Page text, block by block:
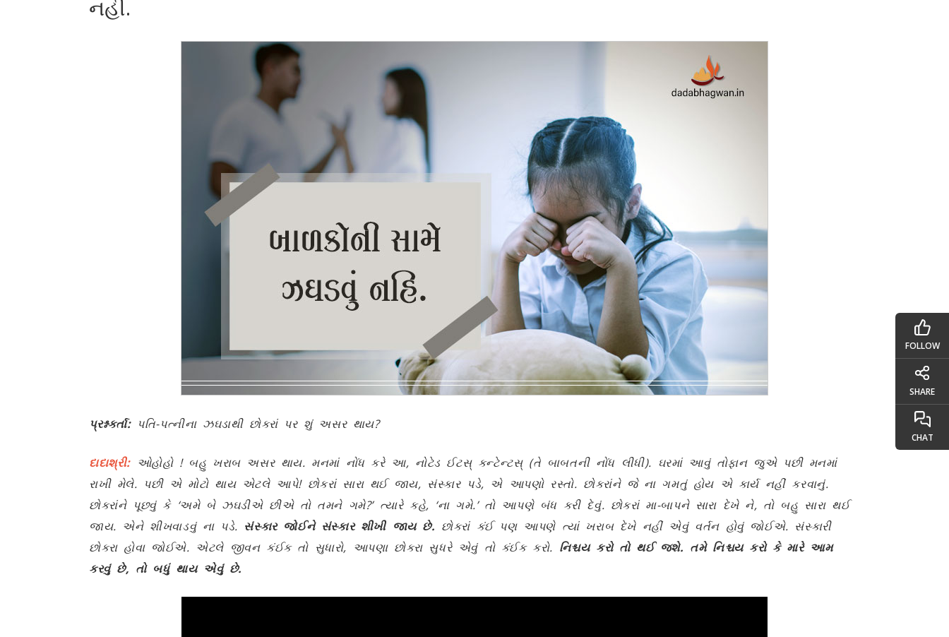
નહીં.
પ્રશ્નકર્તા: પતિ-પત્નીના ઝઘડાથી છોકરાં પર શું અસર થાય?
દાદાશ્રી: ઓહોહો ! બહુ ખરાબ અસર થાય. મનમાં નોંધ કરે આ, નોટેડ ઈટસ્ કન્ટેન્ટસ્ (તે બાબતની નોંધ લીધી). ઘરમાં આવું તોફાન જુએ પછી મનમાં
રાખી મેલે. પછી એ મોટો થાય એટલે આપે! છોકરાં સારા થઈ જાય, સંસ્કાર પડે, એ આપણો રસ્તો. છોકરાંને જે ના ગમતું હોય એ કાર્ય નહીં કરવાનું.
છોકરાંને પૂછવું કે ‘અમે બે ઝઘડીએ છીએ તો તમને ગમે?’ ત્યારે કહે, ‘ના ગમે.’ તો આપણે બંધ કરી દેવું. છોકરાં મા-બાપને સારા દેખે ને, તો બહુ સારા થઈ
જાય. એને શીખવાડવું ના પડે. સંસ્કાર જોઈને સંસ્કાર શીખી જાય છે. છોકરાં કંઈ પણ આપણે ત્યાં ખરાબ દેખે નહીં એવું વર્તન હોવું જોઈએ. સંસ્કારી
છોકરા હોવા જોઈએ. એટલે જીવન કંઈક તો સુધારો, આપણા છોકરા સુધરે એવું તો કંઈક કરો. નિશ્ચય કરો તો થઈ જશે. તમે નિશ્ચય કરો કે મારે આમ
કરવું છે, તો બધું થાય એવું છે.
FOLLOW
SHARE
CHAT